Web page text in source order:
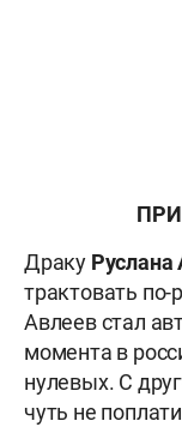
Драку Руслана
трактовать
Авлеев стал
момента в
нулевых. С
чуть не